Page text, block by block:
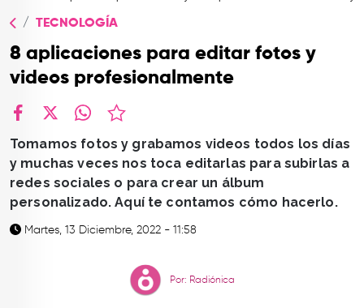
CONTACTO
TECNOLOGÍA
8 aplicaciones para editar fotos y
videos profesionalmente
Tomamos fotos y grabamos videos todos los días
y muchas veces nos toca editarlas para subirlas a
redes sociales o para crear un álbum
personalizado. Aquí te contamos cómo hacerlo.
Martes, 13 Diciembre, 2022 - 11:58
Por: Radiónica